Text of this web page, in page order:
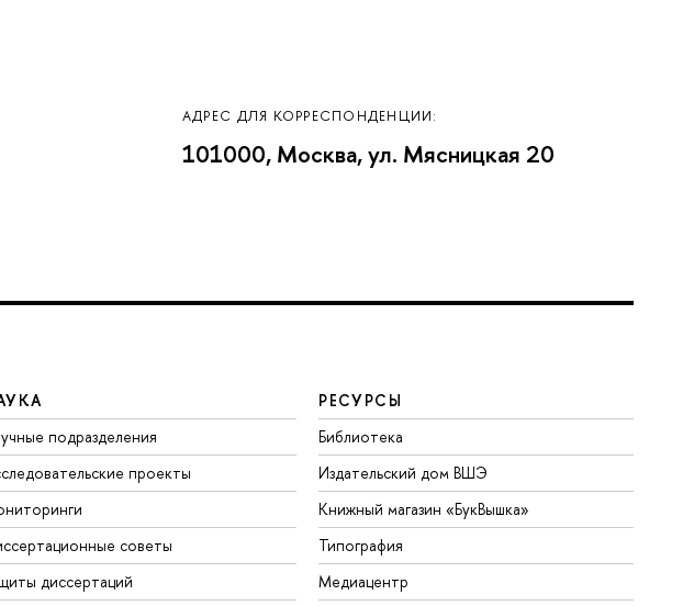
АДРЕС ДЛЯ КОРРЕСПОНДЕНЦИИ:
101000, Москва, ул. Мясницкая 20
подразделения
проекты
советы
диссертаций
РЕСУРСЫ
Библиотека
Издательский дом ВШЭ
Книжный магазин «БукВышка»
Типография
Медиацентр